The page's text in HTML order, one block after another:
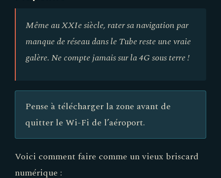
Même au XXIe siècle, rater sa navigation par
manque de réseau dans le Tube reste une vraie
galère. Ne compte jamais sur la 4G sous terre !
Pense à télécharger la zone avant de
quitter le Wi-Fi de l’aéroport.
Voici comment faire comme un vieux briscard
numérique :